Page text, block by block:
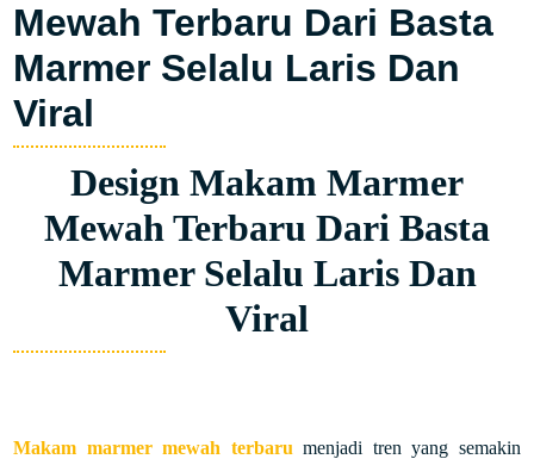
Mewah Terbaru Dari Basta
Marmer Selalu Laris Dan
Viral
Design Makam Marmer
Mewah Terbaru Dari Basta
Marmer Selalu Laris Dan
Viral
Makam marmer mewah terbaru menjadi tren yang semakin